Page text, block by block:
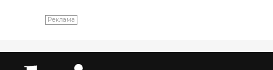
Реклама